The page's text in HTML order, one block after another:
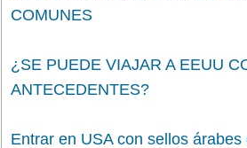
COMUNES
¿SE PUEDE VIAJAR A EEUU
ANTECEDENTES?
Entrar en USA con sellos